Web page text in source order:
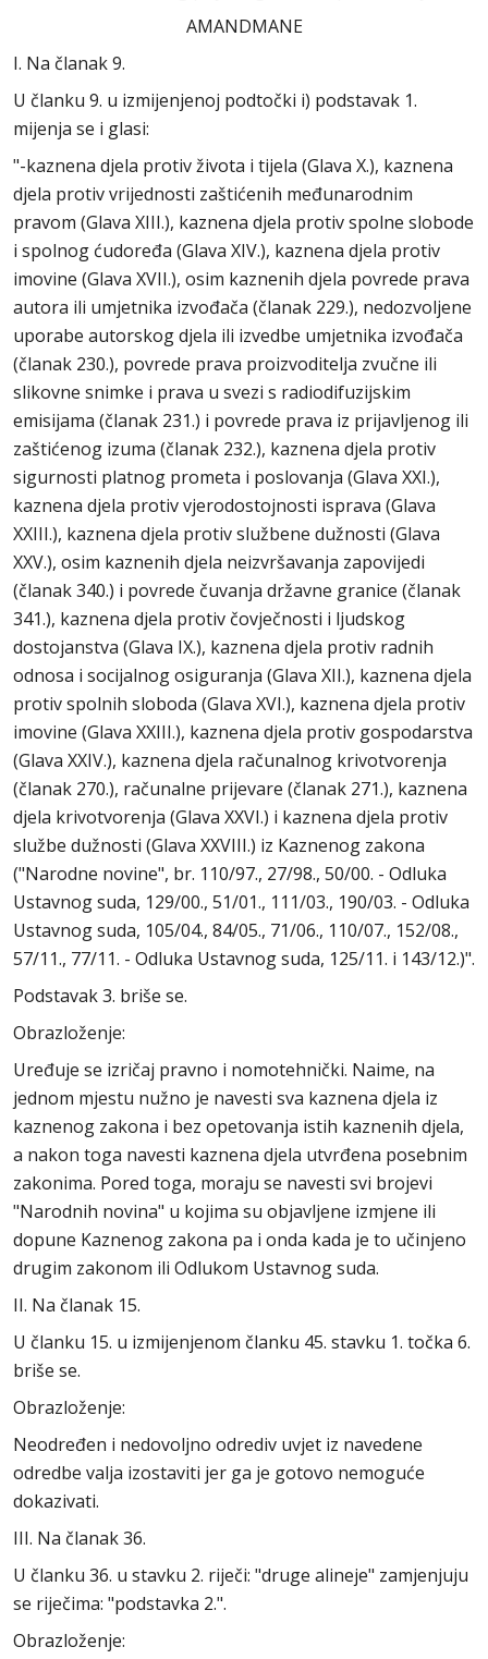
AMANDMANE
I. Na članak 9.
U članku 9. u izmijenjenoj podtočki i) podstavak 1.
mijenja se i glasi:
"-kaznena djela protiv života i tijela (Glava X.), kaznena
djela protiv vrijednosti zaštićenih međunarodnim
pravom (Glava XIII.), kaznena djela protiv spolne slobode
i spolnog ćudoređa (Glava XIV.), kaznena djela protiv
imovine (Glava XVII.), osim kaznenih djela povrede prava
autora ili umjetnika izvođača (članak 229.), nedozvoljene
uporabe autorskog djela ili izvedbe umjetnika izvođača
(članak 230.), povrede prava proizvoditelja zvučne ili
slikovne snimke i prava u svezi s radiodifuzijskim
emisijama (članak 231.) i povrede prava iz prijavljenog ili
zaštićenog izuma (članak 232.), kaznena djela protiv
sigurnosti platnog prometa i poslovanja (Glava XXI.),
kaznena djela protiv vjerodostojnosti isprava (Glava
XXIII.), kaznena djela protiv službene dužnosti (Glava
XXV.), osim kaznenih djela neizvršavanja zapovijedi
(članak 340.) i povrede čuvanja državne granice (članak
341.), kaznena djela protiv čovječnosti i ljudskog
dostojanstva (Glava IX.), kaznena djela protiv radnih
odnosa i socijalnog osiguranja (Glava XII.), kaznena djela
protiv spolnih sloboda (Glava XVI.), kaznena djela protiv
imovine (Glava XXIII.), kaznena djela protiv gospodarstva
(Glava XXIV.), kaznena djela računalnog krivotvorenja
(članak 270.), računalne prijevare (članak 271.), kaznena
djela krivotvorenja (Glava XXVI.) i kaznena djela protiv
službe dužnosti (Glava XXVIII.) iz Kaznenog zakona
("Narodne novine", br. 110/97., 27/98., 50/00. - Odluka
Ustavnog suda, 129/00., 51/01., 111/03., 190/03. - Odluka
Ustavnog suda, 105/04., 84/05., 71/06., 110/07., 152/08.,
57/11., 77/11. - Odluka Ustavnog suda, 125/11. i 143/12.)".
Podstavak 3. briše se.
Obrazloženje:
Uređuje se izričaj pravno i nomotehnički. Naime, na
jednom mjestu nužno je navesti sva kaznena djela iz
kaznenog zakona i bez opetovanja istih kaznenih djela,
a nakon toga navesti kaznena djela utvrđena posebnim
zakonima. Pored toga, moraju se navesti svi brojevi
"Narodnih novina" u kojima su objavljene izmjene ili
dopune Kaznenog zakona pa i onda kada je to učinjeno
drugim zakonom ili Odlukom Ustavnog suda.
II. Na članak 15.
U članku 15. u izmijenjenom članku 45. stavku 1. točka 6.
briše se.
Obrazloženje:
Neodređen i nedovoljno odrediv uvjet iz navedene
odredbe valja izostaviti jer ga je gotovo nemoguće
dokazivati.
III. Na članak 36.
U članku 36. u stavku 2. riječi: "druge alineje" zamjenjuju
se riječima: "podstavka 2.".
Obrazloženje: